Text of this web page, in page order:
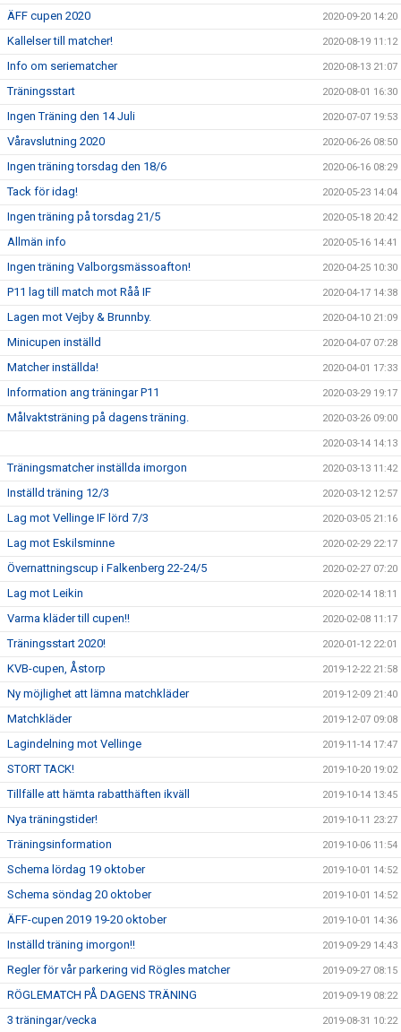
ÄFF cupen 2020 2020-09-20 14:20
Kallelser till matcher! 2020-08-19 11:12
Info om seriematcher 2020-08-13 21:07
Träningsstart 2020-08-01 16:30
Ingen Träning den 14 Juli 2020-07-07 19:53
Våravslutning 2020 2020-06-26 08:50
Ingen träning torsdag den 18/6 2020-06-16 08:29
Tack för idag! 2020-05-23 14:04
Ingen träning på torsdag 21/5 2020-05-18 20:42
Allmän info 2020-05-16 14:41
Ingen träning Valborgsmässoafton! 2020-04-25 10:30
P11 lag till match mot Råå IF 2020-04-17 14:38
Lagen mot Vejby & Brunnby. 2020-04-10 21:09
Minicupen inställd 2020-04-07 07:28
Matcher inställda! 2020-04-01 17:33
Information ang träningar P11 2020-03-29 19:17
Målvaktsträning på dagens träning. 2020-03-26 09:00
2020-03-14 14:13
Träningsmatcher inställda imorgon 2020-03-13 11:42
Inställd träning 12/3 2020-03-12 12:57
Lag mot Vellinge IF lörd 7/3 2020-03-05 21:16
Lag mot Eskilsminne 2020-02-29 22:17
Övernattningscup i Falkenberg 22-24/5 2020-02-27 07:20
Lag mot Leikin 2020-02-14 18:11
Varma kläder till cupen!! 2020-02-08 11:17
Träningsstart 2020! 2020-01-12 22:01
KVB-cupen, Åstorp 2019-12-22 21:58
Ny möjlighet att lämna matchkläder 2019-12-09 21:40
Matchkläder 2019-12-07 09:08
Lagindelning mot Vellinge 2019-11-14 17:47
STORT TACK! 2019-10-20 19:02
Tillfälle att hämta rabatthäften ikväll 2019-10-14 13:45
Nya träningstider! 2019-10-11 23:27
Träningsinformation 2019-10-06 11:54
Schema lördag 19 oktober 2019-10-01 14:52
Schema söndag 20 oktober 2019-10-01 14:52
ÄFF-cupen 2019 19-20 oktober 2019-10-01 14:36
Inställd träning imorgon!! 2019-09-29 14:43
Regler för vår parkering vid Rögles matcher 2019-09-27 08:15
RÖGLEMATCH PÅ DAGENS TRÄNING 2019-09-19 08:22
3 träningar/vecka 2019-08-31 10:22